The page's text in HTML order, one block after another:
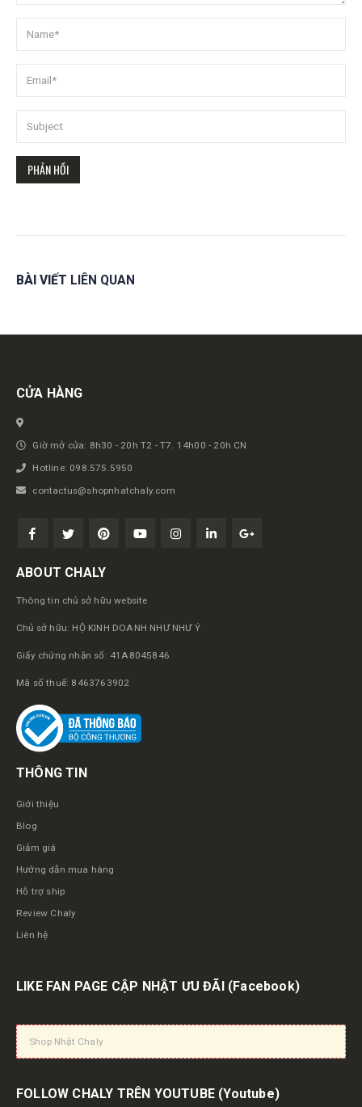
BÀI VIẾT LIÊN QUAN
Get in touch
CỬA HÀNG
Giờ mở cửa: 8h30 - 20h T2 - T7. 14h00 - 20h CN
Hotline: 098.575.5950
contactus@shopnhatchaly.com
ABOUT CHALY
Thông tin chủ sở hữu website
Chủ sở hữu: HỘ KINH DOANH NHƯ NHƯ Ý
Giấy chứng nhận số: 41A8045846
Mã số thuế: 8463763902
THÔNG TIN
Giới thiệu
Blog
Giảm giá
Hướng dẫn mua hàng
Hỗ trợ ship
Review Chaly
Liên hệ
LIKE FAN PAGE CẬP NHẬT ƯU ĐÃI (Facebook)
Shop Nhật Chaly
FOLLOW CHALY TRÊN YOUTUBE (Youtube)